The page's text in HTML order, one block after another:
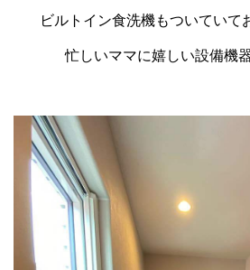
ビルトイン食洗機もついていて
忙しいママに嬉しい設備機